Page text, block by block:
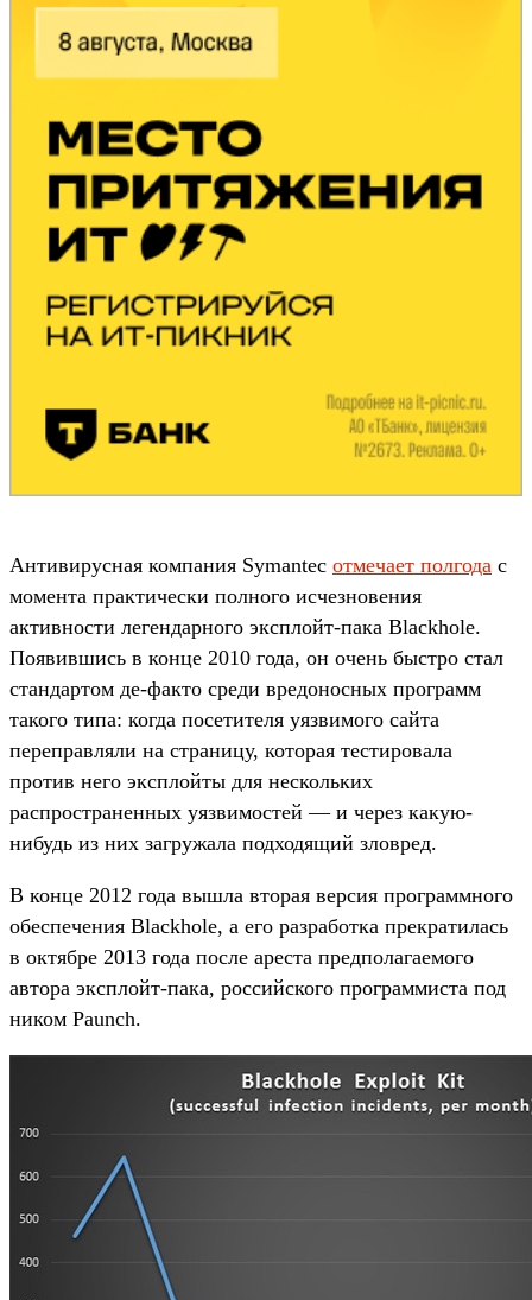
Антивирусная компания Symantec отмечает полгода с
момента практически полного исчезновения
активности легендарного эксплойт-пака Blackhole.
Появившись в конце 2010 года, он очень быстро стал
стандартом де-факто среди вредоносных программ
такого типа: когда посетителя уязвимого сайта
переправляли на страницу, которая тестировала
против него эксплойты для нескольких
распространенных уязвимостей — и через какую-
нибудь из них загружала подходящий зловред.
В конце 2012 года вышла вторая версия программного
обеспечения Blackhole, а его разработка прекратилась
в октябре 2013 года после ареста предполагаемого
автора эксплойт-пака, российского программиста под
ником Paunch.